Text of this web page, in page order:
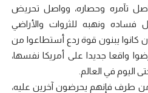
تآمره وحصاره، وواصل تحريض
فساده ونهبه للثروات والأراضي
كانوا يبنون قوة ردع أستطاعوا من
واقعا جديدا على أمريكا نفسها،
اليوم في العالم.
طرف فإنهم يحرضون آخرين عليه،